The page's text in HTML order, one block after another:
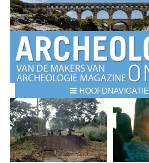
HOOFDNAVIGATIE
BREADCRUMBS